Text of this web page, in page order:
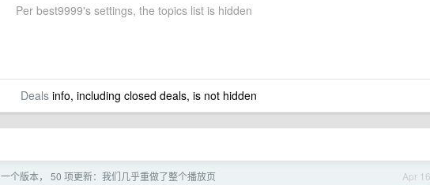
Per best9999's settings, the topics list is hidden
Dealsinfo, including closed deals, is not hidden
Apr 16
一个版本， 50 项更新：我们几乎重做了整个播放页